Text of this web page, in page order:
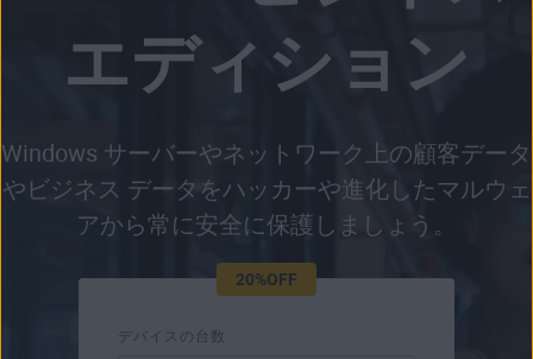
エディション
Windows サーバーやネットワーク上の顧客データ
やビジネス データをハッカーや進化したマルウェ
アから常に安全に保護しましょう。
20%OFF
デバイスの台数